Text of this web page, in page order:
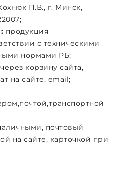
П.В., г. Минск,
продукция
с техническими
нормами РБ;
через корзину сайта,
на сайте, email;
почтовый
на сайте, карточкой при